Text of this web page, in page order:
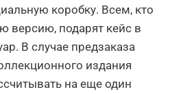
коробку. Всем, кто
версию, подарят кейс в
В случае предзаказа
издания
на еще один